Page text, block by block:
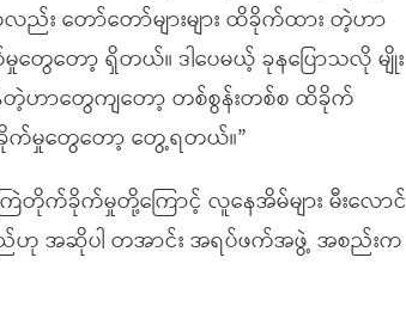
ည်း တော်တော်များများ ထိခိုက်ထား တဲ့ဟာ
ေတော့ ရှိတယ်။ ဒါပေမယ့် ခုနပြောသလို မျိုး
န်တဲ့ဟာတွေကျတော့ တစ်စွန်းတစ်စ ထိခိုက်
က်မှုတွေတော့ တွေ့ရတယ်။”
တိုက်ခိုက်မှုတို့ကြောင့် လူနေအိမ်များ မီးလောင်
ည်ဟု အဆိုပါ တအာင်း အရပ်ဖက်အဖွဲ့ အစည်းက